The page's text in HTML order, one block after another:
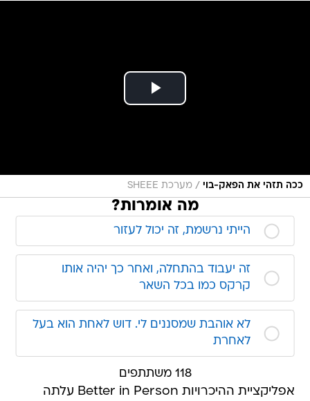
ככה תזהי את הפאק-בוי / מערכת SHEEE
מה אומרות?
הייתי נרשמת, זה יכול לעזור
זה יעבוד בהתחלה, ואחר כך יהיה אותו
קרקס כמו בכל השאר
לא אוהבת שמסננים לי. דוש לאחת הוא בעל
לאחרת
118 משתתפים
אפליקציית ההיכרויות Better in Person עלתה